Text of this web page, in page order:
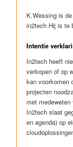
K.Wessing is
in2tech Hij is te
Intentie
In2tech heeft
verkopen of op
kan voorkomen
projecten
met
In2tech slaat
en agenda) op